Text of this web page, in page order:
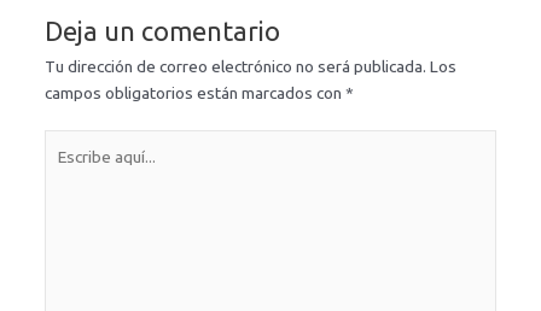
Deja un comentario
Tu dirección de correo electrónico no será publicada. Los
campos obligatorios están marcados con *
aquí...